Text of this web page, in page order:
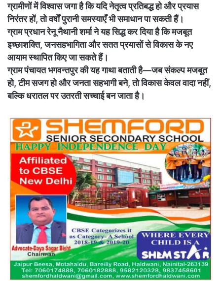
ग्रामीणों में विश्वास जगा है कि यदि नेतृत्व प्रतिबद्ध हो और प्रयास
निरंतर हों, तो वर्षों पुरानी समस्याएँ भी समाधान पा सकती हैं।
ग्राम प्रधान रेनू नैथानी शर्मा ने यह सिद्ध कर दिया है कि मजबूत
इच्छाशक्ति, जनसहभागिता और सतत प्रयासों से विकास के नए
आयाम स्थापित किए जा सकते हैं।
ग्राम पंचायत भगवन्तपुर की यह गाथा बताती है—जब संकल्प मजबूत
हो, टीम सजग हो और जनता सहभागी बने, तो विकास केवल वादा नहीं,
बल्कि धरातल पर उतरती सच्चाई बन जाता है।